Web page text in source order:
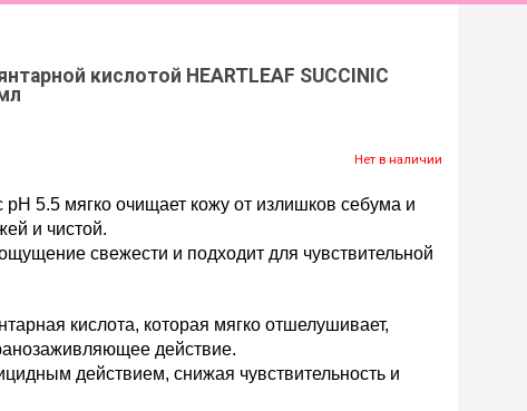
кислотой HEARTLEAF SUCCINIC
Нет в наличии
5.5 мягко очищает кожу от излишков себума и
и чистой.
свежести и подходит для чувствительной
кислота, которая мягко отшелушивает,
действие.
действием, снижая чувствительность и